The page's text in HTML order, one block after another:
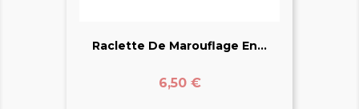
Raclette De Marouflage En...
Prix
6,50 €